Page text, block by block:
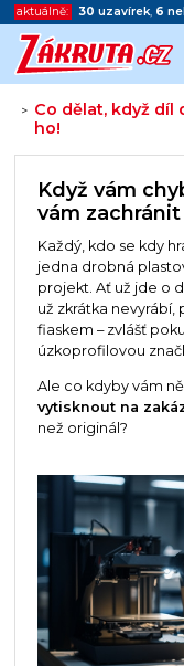
aktuálně: 30 uzavírek, 6
> Co dělat, když díl
ho!
Začátek
Když vám
vám zachránit
Každý, kdo se kdy
jedna drobná
projekt. Ať už jde o
už zkrátka nevyrábí,
fiaskem – zvlášť
úzkoprofilovou
Ale co kdyby vám
vytisknout na
než originál?